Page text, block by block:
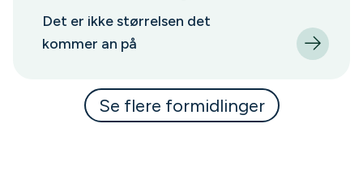
Det er ikke størrelsen det
kommer an på
Se flere formidlinger